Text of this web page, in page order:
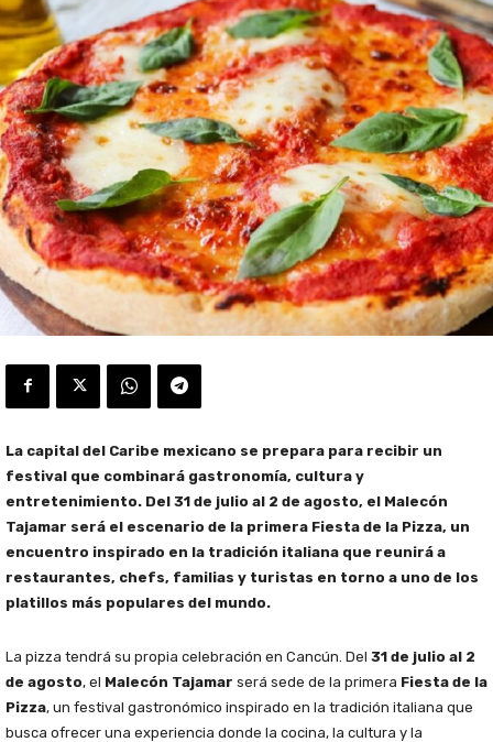
La capital del Caribe mexicano se prepara para recibir un
festival que combinará gastronomía, cultura y
entretenimiento. Del 31 de julio al 2 de agosto, el Malecón
Tajamar será el escenario de la primera Fiesta de la Pizza, un
encuentro inspirado en la tradición italiana que reunirá a
restaurantes, chefs, familias y turistas en torno a uno de los
platillos más populares del mundo.
La pizza tendrá su propia celebración en Cancún. Del 31 de julio al 2
de agosto, el Malecón Tajamar será sede de la primera Fiesta de la
Pizza, un festival gastronómico inspirado en la tradición italiana que
busca ofrecer una experiencia donde la cocina, la cultura y la